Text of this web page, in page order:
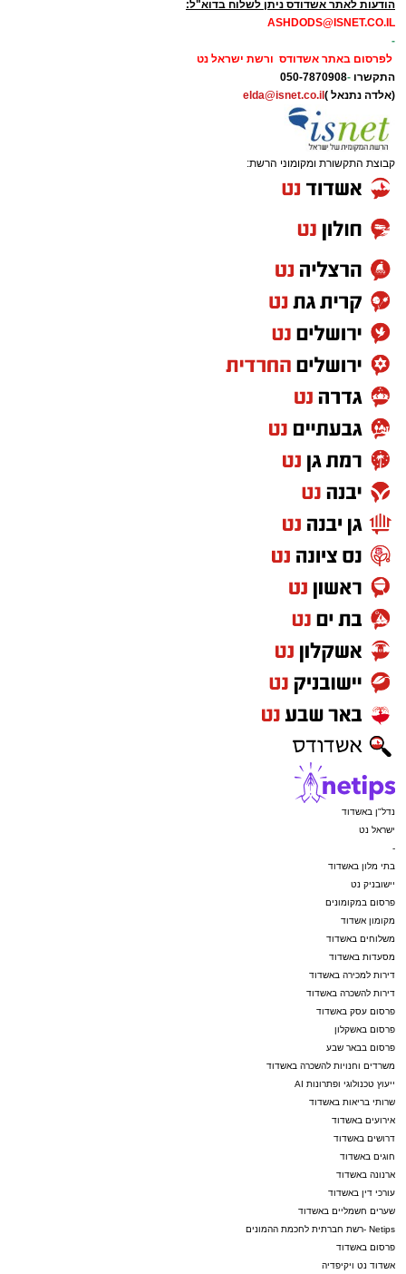
הודעות לאתר אשדודס ניתן לשלוח בדוא"ל:
ASHDODS@ISNET.CO.IL
-
לפרסום באתר אשדודס ורשת ישראל נט
התקשרו -
050-7870908
(אלדה נתנאל ) elda@isnet.co.il
קבוצת התקשורת ומקומוני הרשת:
נדל"ן באשדוד
ישראל נט
-
בתי מלון באשדוד
יישובניק נט
פרסום במקומונים
מקומון אשדוד
משלוחים באשדוד
מסעדות באשדוד
דירות למכירה באשדוד
דירות להשכרה באשדוד
פרסום עסק באשדוד
פרסום באשקלון
פרסום בבאר שבע
משרדים וחנויות להשכרה באשדוד
ייעוץ טכנולוגי ופתרונות AI
שרותי בריאות באשדוד
אירועים באשדוד
דרושים באשדוד
חוגים באשדוד
ארנונה באשדוד
עורכי דין באשדוד
שערים חשמליים באשדוד
Netips -רשת חברתית לחכמת ההמונים
פרסום באשדוד
אשדוד נט ויקיפדיה